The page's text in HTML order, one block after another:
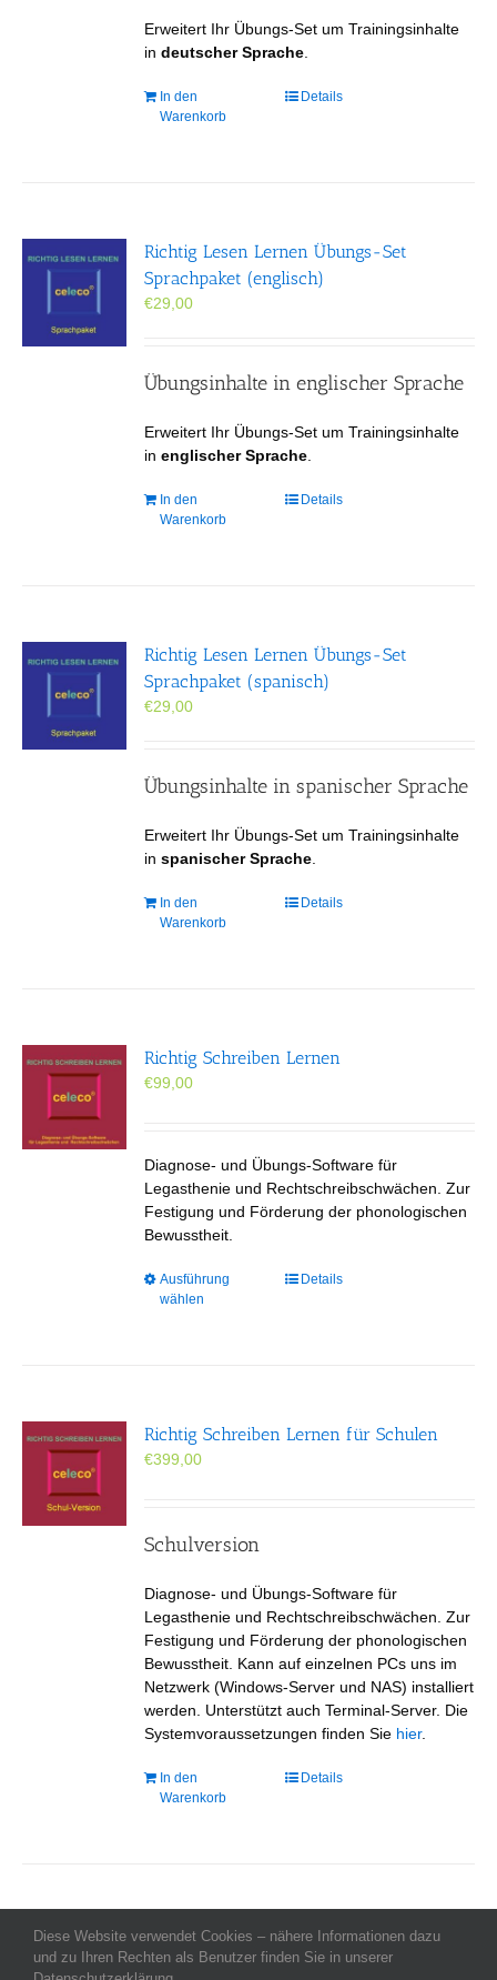
Erweitert Ihr Übungs-Set um Trainingsinhalte
indeutscher Sprache
In den
Warenkorb
Details
Richtig Lesen Lernen Übungs-Set
Sprachpaket (englisch)
€29,00
Übungsinhalte in englischer Sprache
Erweitert Ihr Übungs-Set um Trainingsinhalte
inenglischer Sprache
In den
Warenkorb
Details
Richtig Lesen Lernen Übungs-Set
Sprachpaket (spanisch)
€29,00
Übungsinhalte in spanischer Sprache
Erweitert Ihr Übungs-Set um Trainingsinhalte
inspanischer Sprache
In den
Warenkorb
Details
Richtig Schreiben Lernen
€99,00
Diagnose- und Übungs-Software für
Legasthenie und Rechtschreibschwächen. Zur
Festigung und Förderung der phonologischen
Bewusstheit.
Ausführung
wählen
Dieses
Optionen
Details
Richtig Schreiben Lernen für Schulen
€399,00
Schulversion
Diagnose- und Übungs-Software für
Legasthenie und Rechtschreibschwächen. Zur
Festigung und Förderung der phonologischen
Bewusstheit. Kann auf einzelnen PCs uns im
Netzwerk (Windows-Server und NAS) installiert
werden. Unterstützt auch Terminal-Server. Die
Systemvoraussetzungen finden Sie hier.
In den
Warenkorb
Details
Allgemeine Geschäftsbedingungen -Impressum-Datenschutz-
Kontakt- Copyright celeco®
Diese Website verwendet Cookies – nähere Informationen dazu
und zu Ihren Rechten als Benutzer finden Sie in unserer